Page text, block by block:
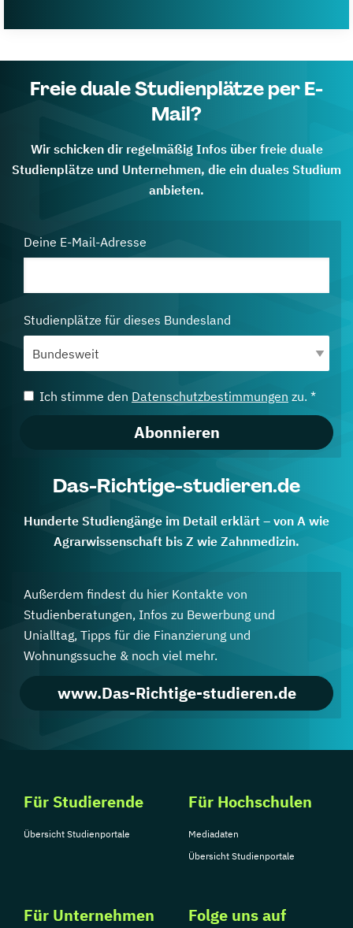
Freie duale Studienplätze per E-
Mail?
Wir schicken dir regelmäßig Infos über freie duale
Studienplätze und Unternehmen, die ein duales Studium
anbieten.
Deine E-Mail-Adresse
Studienplätze für dieses Bundesland
Ich stimme den Datenschutzbestimmungen zu. *
Abonnieren
Das-Richtige-studieren.de
Hunderte Studiengänge im Detail erklärt – von A wie
Agrarwissenschaft bis Z wie Zahnmedizin.
Außerdem findest du hier Kontakte von
Studienberatungen, Infos zu Bewerbung und
Unialltag, Tipps für die Finanzierung und
Wohnungssuche & noch viel mehr.
www.Das-Richtige-studieren.de
Für Studierende
Übersicht Studienportale
Für Hochschulen
Mediadaten
Übersicht Studienportale
Für Unternehmen Folge uns auf